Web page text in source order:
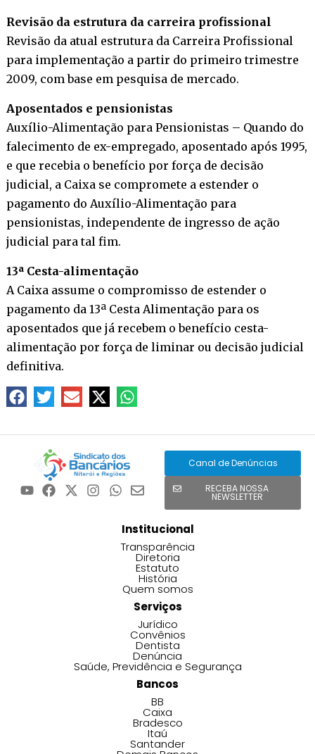
Revisão da estrutura da carreira profissional
Revisão da atual estrutura da Carreira Profissional
para implementação a partir do primeiro trimestre
2009, com base em pesquisa de mercado.
Aposentados e pensionistas
Auxílio-Alimentação para Pensionistas – Quando do
falecimento de ex-empregado, aposentado após 1995,
e que recebia o benefício por força de decisão
judicial, a Caixa se compromete a estender o
pagamento do Auxílio-Alimentação para
pensionistas, independente de ingresso de ação
judicial para tal fim.
13ª Cesta-alimentação
A Caixa assume o compromisso de estender o
pagamento da 13ª Cesta Alimentação para os
aposentados que já recebem o benefício cesta-
alimentação por força de liminar ou decisão judicial
definitiva.
Canal de Denúncias
RECEBA NOSSA
NEWSLETTER
Institucional
Transparência
Diretoria
Estatuto
História
Quem somos
Serviços
Jurídico
Convênios
Dentista
Denúncia
Saúde, Previdência e Segurança
Bancos
BB
Caixa
Bradesco
Itaú
Santander